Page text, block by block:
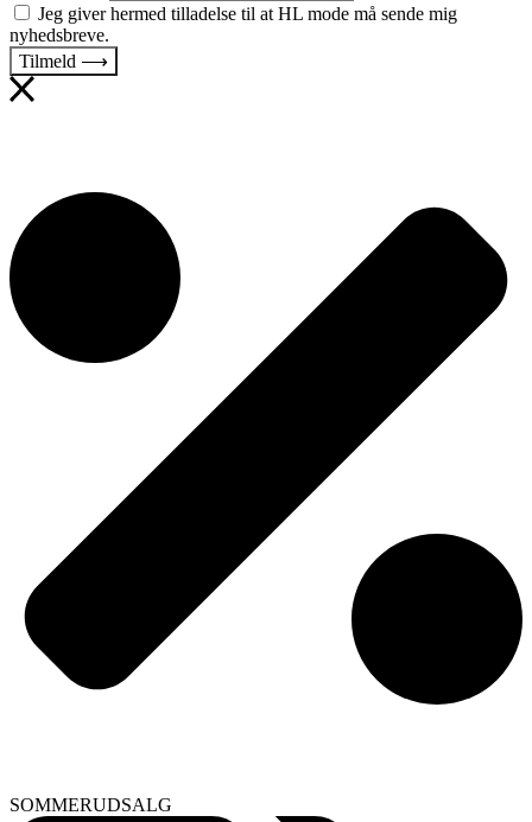
Jeg giver hermed tilladelse til at HL mode må sende mig
nyhedsbreve.
Tilmeld ⟶
SOMMERUDSALG